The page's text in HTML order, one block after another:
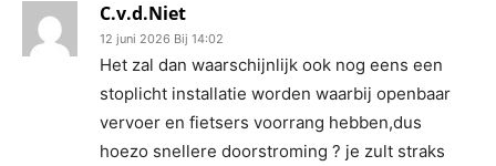
C.v.d.Niet
12 juni 2026 Bij 14:02
Het zal dan waarschijnlijk ook nog eens een
stoplicht installatie worden waarbij openbaar
vervoer en fietsers voorrang hebben,dus
hoezo snellere doorstroming ? je zult straks